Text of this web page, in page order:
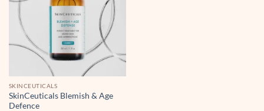
SKINCEUTICALS
SkinCeuticals Blemish & Age
Defence